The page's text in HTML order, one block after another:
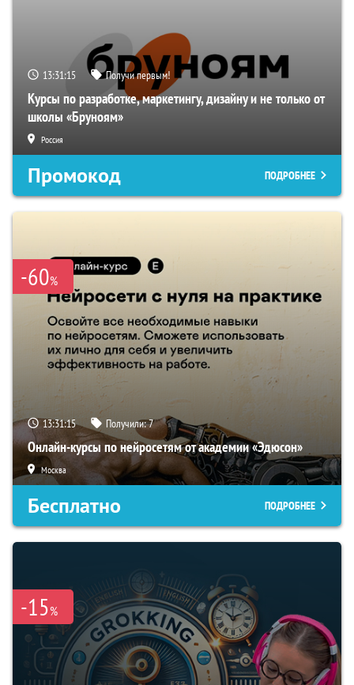
13:31:14 Получи первым!
Курсы по разработке, маркетингу, дизайну и не только от
школы «Бруноям»
Россия
Промокод ПОДРОБНЕЕ
-60%
13:31:14 Получили:7
Онлайн-курсы по нейросетям от академии «Эдюсон»
Москва
Бесплатно ПОДРОБНЕЕ
-15%